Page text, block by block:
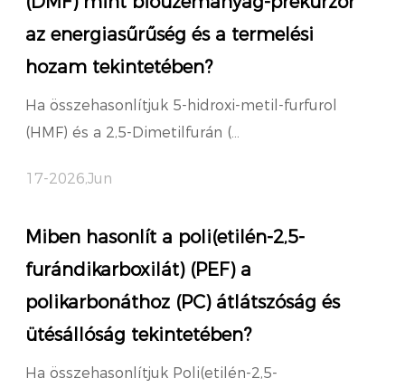
az energiasűrűség és a termelési
hozam tekintetében?
Ha összehasonlítjuk 5-hidroxi-metil-furfurol
(HMF) és a 2,5-Dimetilfurán (...
17-2026,Jun
Miben hasonlít a poli(etilén-2,5-
furándikarboxilát) (PEF) a
polikarbonáthoz (PC) átlátszóság és
ütésállóság tekintetében?
Ha összehasonlítjuk Poli(etilén-2,5-